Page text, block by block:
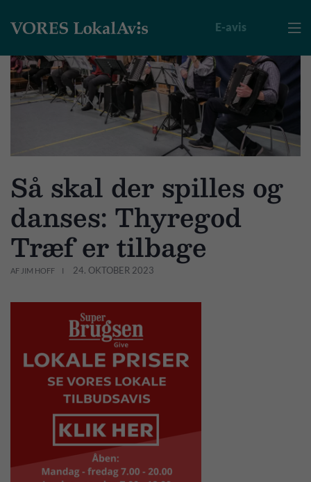

E-avis
Så skal der spilles og
danses: Thyregod
Træf er tilbage
AF JIM HOFF 24. OKTOBER 2023